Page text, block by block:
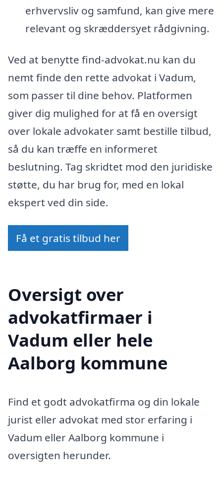
erhvervsliv og samfund, kan give mere
relevant og skræddersyet rådgivning.
Ved at benytte find-advokat.nu kan du
nemt finde den rette advokat i Vadum,
som passer til dine behov. Platformen
giver dig mulighed for at få en oversigt
over lokale advokater samt bestille tilbud,
så du kan træffe en informeret
beslutning. Tag skridtet mod den juridiske
støtte, du har brug for, med en lokal
ekspert ved din side.
Få et gratis tilbud her
Oversigt over
advokatfirmaer i
Vadum eller hele
Aalborg kommune
Find et godt advokatfirma og din lokale
jurist eller advokat med stor erfaring i
Vadum eller Aalborg kommune i
oversigten herunder.